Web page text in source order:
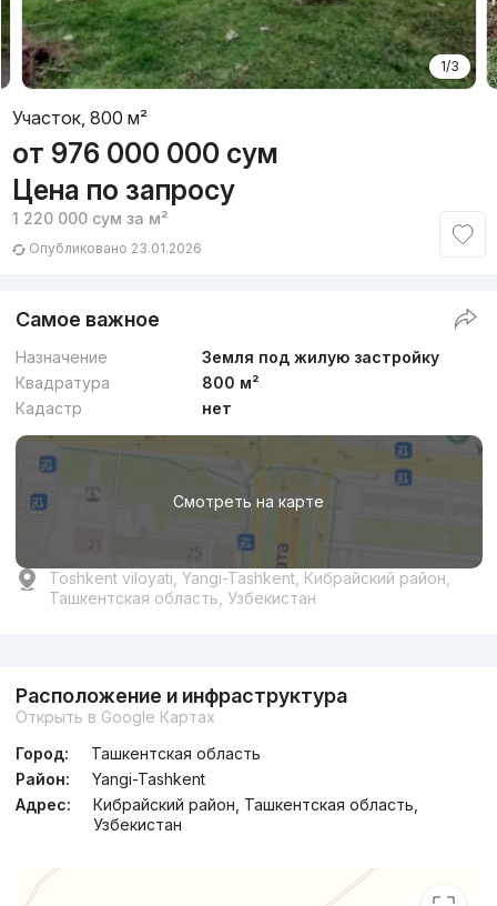
1/3
Участок, 800 м²
от 976 000 000 сум
Цена по запросу
1 220 000 сум за м²
Опубликовано 23.01.2026
Самое важное
Назначение
Земля под жилую застройку
Квадратура
800 м²
Кадастр
нет
Смотреть на карте
Toshkent viloyati, Yangi-Tashkent, Кибрайский район,
Ташкентская область, Узбекистан
Расположение и инфраструктура
Открыть в Google Картах
Город:
Ташкентская область
Район:
Yangi-Tashkent
Адрес:
Кибрайский район, Ташкентская область,
Узбекистан